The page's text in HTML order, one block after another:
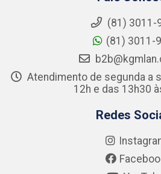
(81) 3011-
(81) 3011-
Atendimento de segunda a
12h e das 13h30
Redes